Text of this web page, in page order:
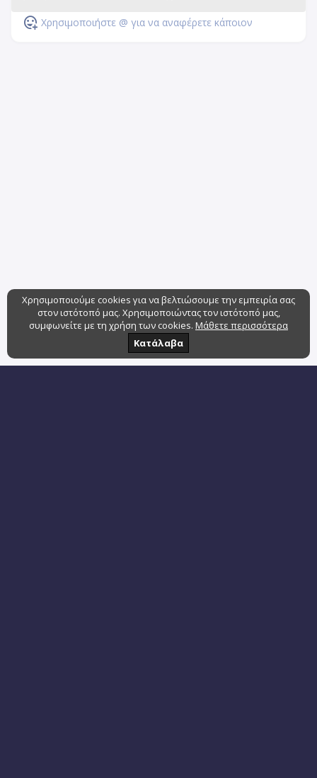
Χρησιμοποιήστε @ για να αναφέρετε κάποιον
Χρησιμοποιούμε cookies για να βελτιώσουμε την εμπειρία σας
στον ιστότοπό μας. Χρησιμοποιώντας τον ιστότοπό μας,
συμφωνείτε με τη χρήση των cookies. Μάθετε περισσότερα
Κατάλαβα